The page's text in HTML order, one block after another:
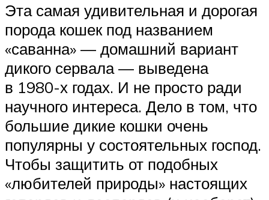
Эта самая удивительная и дорогая
порода кошек под названием
«саванна» — домашний вариант
дикого сервала — выведена
в 1980-х годах. И не просто ради
научного интереса. Дело в том, что
большие дикие кошки очень
популярны у состоятельных господ.
Чтобы защитить от подобных
«любителей природы» настоящих